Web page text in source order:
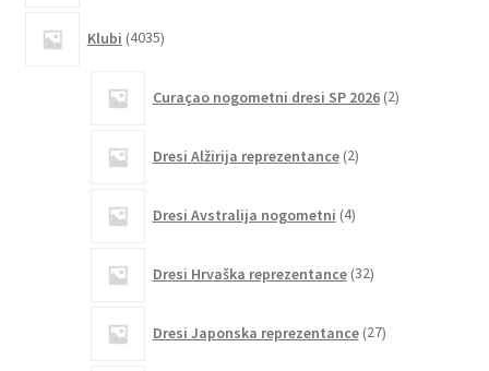
Klubi 4035izdelkov
Curaçao nogometni dresi SP 2026 2izdelka
Dresi Alžirija reprezentance 2izdelka
Dresi Avstralija nogometni 4izdelki
Dresi Hrvaška reprezentance 32izdelkov
Dresi Japonska reprezentance 27izdelkov